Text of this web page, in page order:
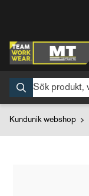
Kundunik webshop